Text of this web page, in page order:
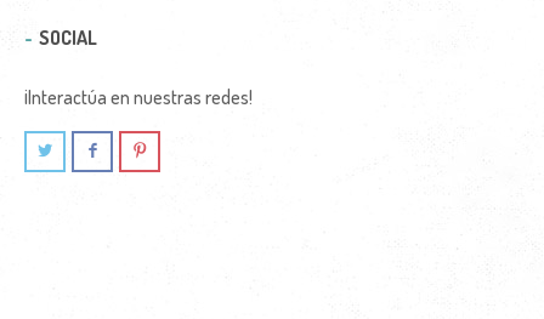
SOCIAL
¡Interactúa en nuestras redes!